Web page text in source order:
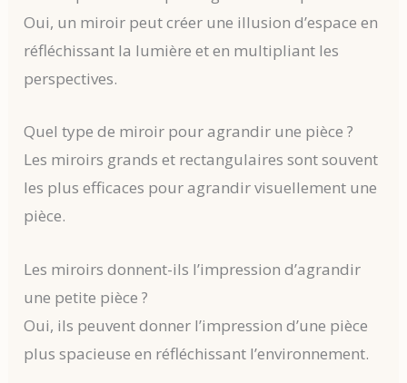
Oui, un miroir peut créer une illusion d’espace en
réfléchissant la lumière et en multipliant les
perspectives.
Quel type de miroir pour agrandir une pièce ?
Les miroirs grands et rectangulaires sont souvent
les plus efficaces pour agrandir visuellement une
pièce.
Les miroirs donnent-ils l’impression d’agrandir
une petite pièce ?
Oui, ils peuvent donner l’impression d’une pièce
plus spacieuse en réfléchissant l’environnement.